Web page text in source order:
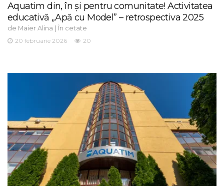
Aquatim din, în și pentru comunitate! Activitatea
educativă „Apă cu Model” – retrospectiva 2025
de Maier Alina | În cetate
20 februarie 2026
20